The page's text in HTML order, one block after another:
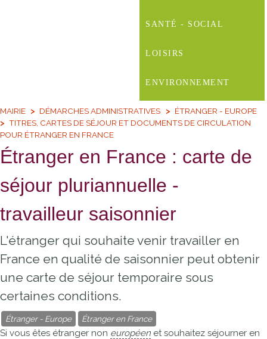
SANTÉ - SOCIAL
LOISIRS
ENVIRONNEMENT
MAIRIE DÉMARCHES ADMINISTRATIVES
ÉTRANGER - EUROPE
TITRES, CARTES DE SÉJOUR ET DOCUMENTS DE CIRCULATION
POUR ÉTRANGER EN FRANCE
Étranger en France : carte de
séjour pluriannuelle -
travailleur saisonnier
L'étranger qui souhaite venir travailler en
France en qualité de saisonnier peut obtenir
une carte de séjour temporaire sous
certaines conditions.
Étranger - Europe Étranger en France
Si vous êtes étranger non européen et souhaitez séjourner en